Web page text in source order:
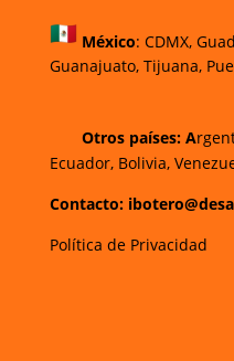
México: CDMX,
Guanajuato, Tijuana,
Otros países: A
Ecuador, Bolivia,
Contacto:
Política de Privacidad